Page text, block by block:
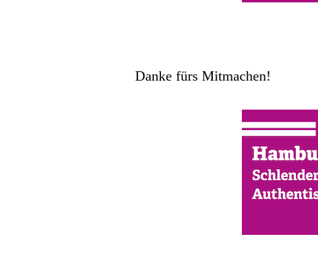
Danke fürs Mitmachen!